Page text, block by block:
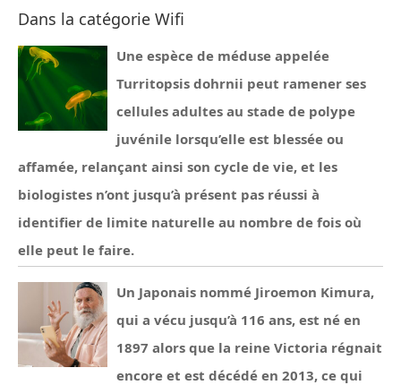
Dans la catégorie Wifi
Une espèce de méduse appelée
Turritopsis dohrnii peut ramener ses
cellules adultes au stade de polype
juvénile lorsqu’elle est blessée ou
affamée, relançant ainsi son cycle de vie, et les
biologistes n’ont jusqu’à présent pas réussi à
identifier de limite naturelle au nombre de fois où
elle peut le faire.
Un Japonais nommé Jiroemon Kimura,
qui a vécu jusqu’à 116 ans, est né en
1897 alors que la reine Victoria régnait
encore et est décédé en 2013, ce qui